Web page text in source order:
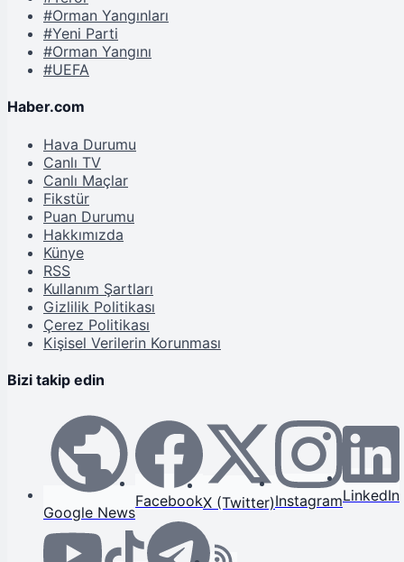
#Orman Yangınları
#Yeni Parti
#Orman Yangını
#UEFA
Haber.com
Hava Durumu
Canlı TV
Canlı Maçlar
Fikstür
Puan Durumu
Hakkımızda
Künye
RSS
Kullanım Şartları
Gizlilik Politikası
Çerez Politikası
Kişisel Verilerin Korunması
Bizi takip edin
Google News
FacebookX (Twitter)InstagramLinkedIn